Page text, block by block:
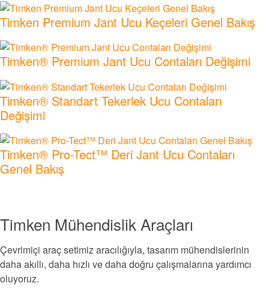
Havacılık ve Savunma
Madencilik
Otomasyon, Robotik ve Endüstriyel Makineler
Yiyecek ve içecek
Markalar
Timken Premium Jant Ucu Keçeleri Genel Bakış
Timken® Premium Jant Ucu Contaları Değişimi
Timken® Standart Tekerlek Ucu Contaları
Değişimi
Timken® Pro-Tect™ Deri Jant Ucu Contaları
Genel Bakış
Timken Mühendislik Araçları
Çevrimiçi araç setimiz aracılığıyla, tasarım mühendislerinin
daha akıllı, daha hızlı ve daha doğru çalışmalarına yardımcı
oluyoruz.